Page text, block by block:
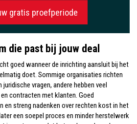
gratis proefperiode
die past bij jouw deal
goed wanneer de inrichting aansluit bij het
doet. Sommige organisaties richten
vragen, andere hebben veel
contracten met klanten. Goed
en streng nadenken over rechten kost in het
een soepel proces en minder herstelwerk